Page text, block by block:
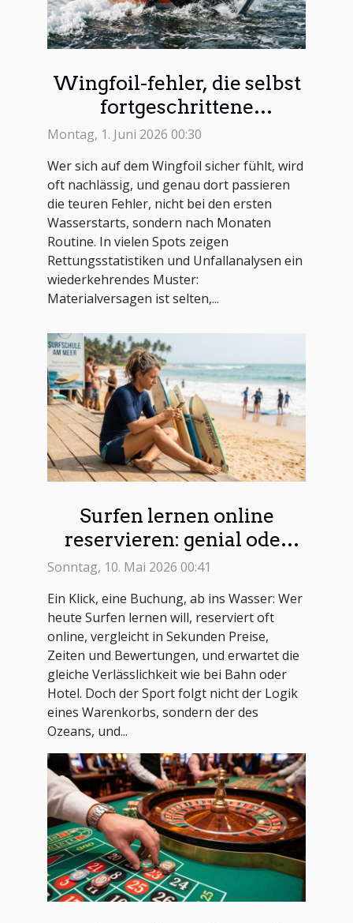
Wingfoil-fehler, die selbst
fortgeschrittene
unterschätzen
Montag, 1. Juni 2026 00:30
Wer sich auf dem Wingfoil sicher fühlt, wird
oft nachlässig, und genau dort passieren
die teuren Fehler, nicht bei den ersten
Wasserstarts, sondern nach Monaten
Routine. In vielen Spots zeigen
Rettungsstatistiken und Unfallanalysen ein
wiederkehrendes Muster:
Materialversagen ist selten,...
Surfen lernen online
reservieren: genial oder
riskant?
Sonntag, 10. Mai 2026 00:41
Ein Klick, eine Buchung, ab ins Wasser: Wer
heute Surfen lernen will, reserviert oft
online, vergleicht in Sekunden Preise,
Zeiten und Bewertungen, und erwartet die
gleiche Verlässlichkeit wie bei Bahn oder
Hotel. Doch der Sport folgt nicht der Logik
eines Warenkorbs, sondern der des
Ozeans, und...